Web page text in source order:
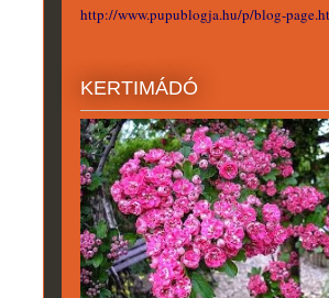
http://www.pupublogja.hu/p/blog-
KERTIMÁDÓ